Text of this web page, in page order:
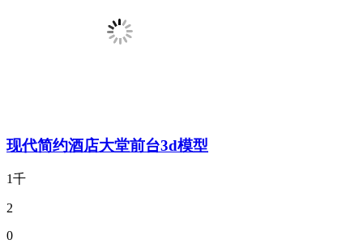
现代简约酒店大堂前台3d模型
1千
2
0